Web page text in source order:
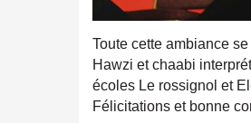
Toute cette ambiance
Hawzi et chaabi
écoles Le rossignol et
Félicitations et bonne